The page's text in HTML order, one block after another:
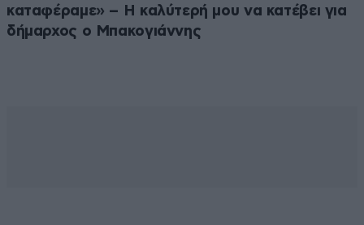
καταφέραμε» – Η καλύτερή μου να κατέβει για
δήμαρχος ο Μπακογιάννης